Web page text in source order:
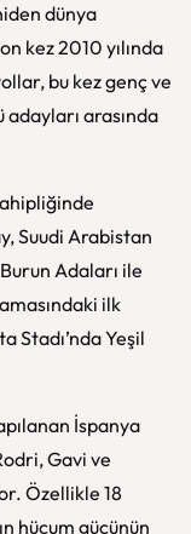
dünya
kez 2010 yılında
bu kez genç ve
arasında
Suudi Arabistan
Adaları ile
ilk
Stadı’nda Yeşil
İspanya
Gavi ve
Özellikle 18
hücum gücünün